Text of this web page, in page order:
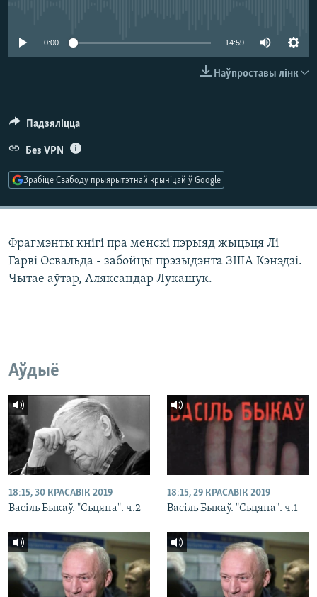
0:00 14:59
Наўпроставы лінк
Падзяліцца
Без VPN
Зрабіце Свабоду прыярытэтнай крыніцай ў Google
Фрагмэнты кнігі пра менскі пэрыяд жыцьця Лі
Гарві Освальда - забойцы прэзыдэнта ЗША Кэнэдзі.
Чытае аўтар, Аляксандар Лукашук.
Аўдыё
18:15, 30 КРАСАВІК 2019
Васіль Быкаў. "Сьцяна". ч.2
18:15, 29 КРАСАВІК 2019
Васіль Быкаў. "Сьцяна". ч.1